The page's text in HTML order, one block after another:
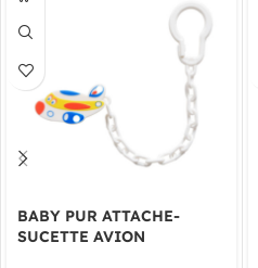
BABY PUR ATTACHE-
SUCETTE AVION